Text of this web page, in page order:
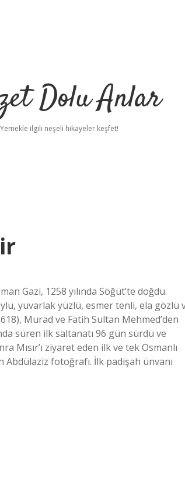
Dolu Anlar
Yemekle ilgili neşeli hikayeler keşfet!
Gazi, 1258 yılında Söğüt’te doğdu.
yuvarlak yüzlü, esmer tenli, ela gözlü
Murad ve Fatih Sultan Mehmed’den
süren ilk saltanatı 96 gün sürdü ve
Mısır’ı ziyaret eden ilk ve tek Osmanlı
fotoğrafı. İlk padişah ünvanı